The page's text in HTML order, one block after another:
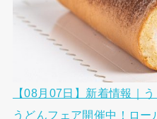
【08月07日】新着情報｜
うどんフェア開催中！ロー